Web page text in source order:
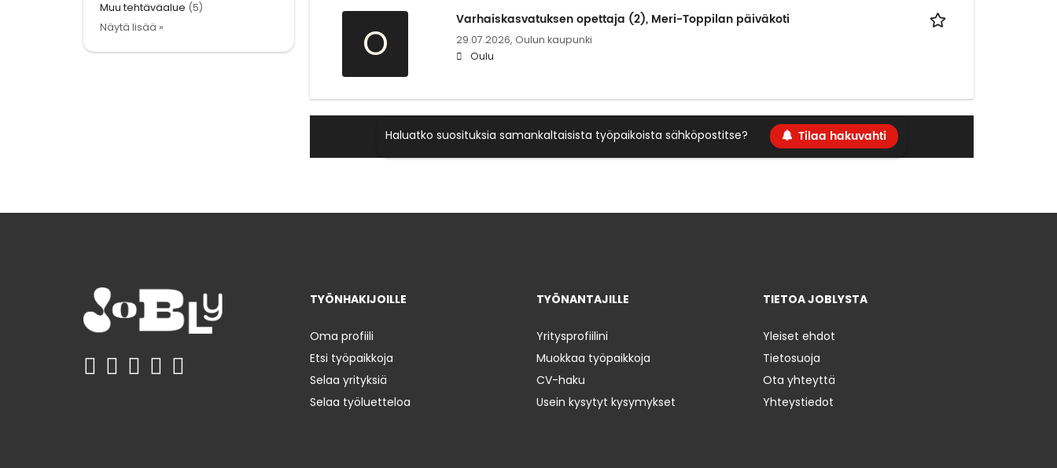
O
Varhaiskasvatuksen opettaja (2), Meri-Toppilan päiväkoti
29.07.2026, Oulun kaupunki
Oulu
Haluatko suosituksia samankaltaisista työpaikoista sähköpostitse? Tilaa hakuvahti
Muu tehtäväalue (5)
Näytä lisää »
TYÖNHAKIJOILLE
Oma profiili
Etsi työpaikkoja
Selaa yrityksiä
Selaa työluetteloa
TYÖNANTAJILLE
Yritysprofiilini
Muokkaa työpaikkoja
CV-haku
Usein kysytyt kysymykset
TIETOA JOBLYSTA
Yleiset ehdot
Tietosuoja
Ota yhteyttä
Yhteystiedot